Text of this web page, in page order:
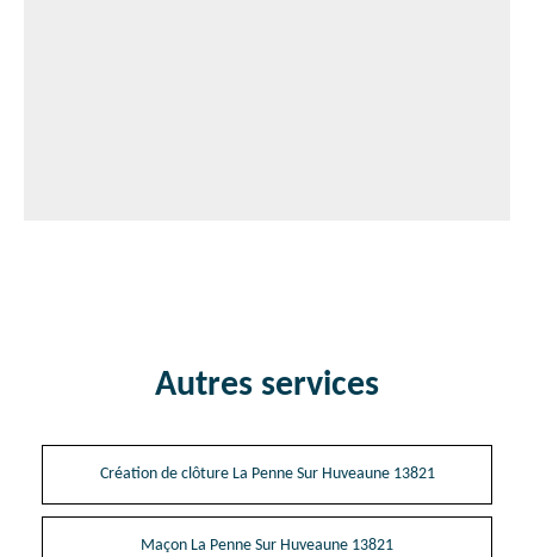
Autres services
Création de clôture La Penne Sur Huveaune 13821
Maçon La Penne Sur Huveaune 13821